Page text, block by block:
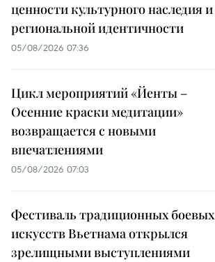
ценности культурного наследия и
региональной идентичности
05/08/2026 07:36
Цикл мероприятий «Йенты –
Осенние краски медитации»
возвращается с новыми
впечатлениями
05/08/2026 07:03
Фестиваль традиционных боевых
искусств Вьетнама открылся
зрелищными выступлениями